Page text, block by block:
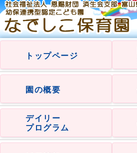
トップページ
園の概要
デイリー
プログラム